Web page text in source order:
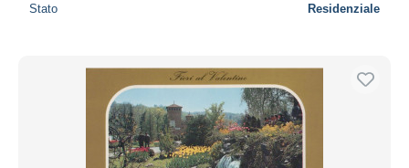
Stato Residenziale